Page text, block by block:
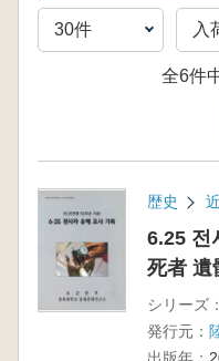
全6件
歴史
6.25 전
死者 遺
シリーズ：
発行元：